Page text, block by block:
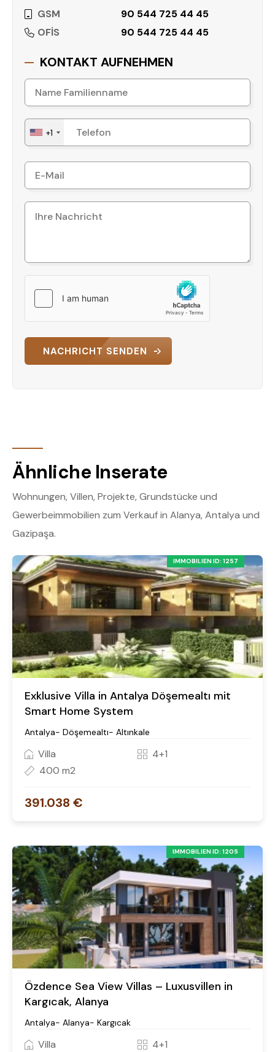
GSM
90 544 725 44 45
OFİS
90 544 725 44 45
KONTAKT AUFNEHMEN
+1
NACHRICHT SENDEN
Ähnliche Inserate
Wohnungen, Villen, Projekte, Grundstücke und
Gewerbeimmobilien zum Verkauf in Alanya, Antalya und
Gazipaşa.
IMMOBILIEN ID: 1257
Exklusive Villa in Antalya Döşemealtı mit
Smart Home System
Antalya- Döşemealtı- Altınkale
Villa
4+1
400 m2
391.038 €
IMMOBILIEN ID: 1205
Özdence Sea View Villas – Luxusvillen in
Kargıcak, Alanya
Antalya- Alanya- Kargıcak
Villa
4+1